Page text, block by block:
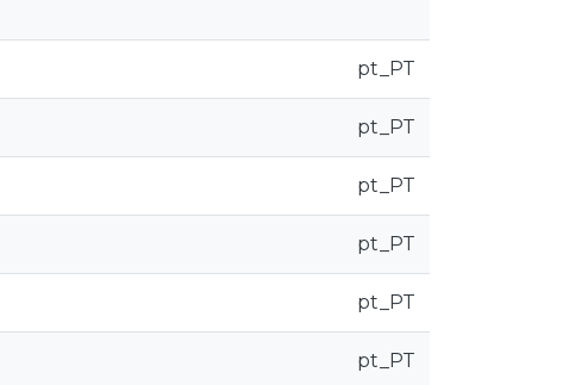
pt_PT
pt_PT
pt_PT
pt_PT
pt_PT
pt_PT